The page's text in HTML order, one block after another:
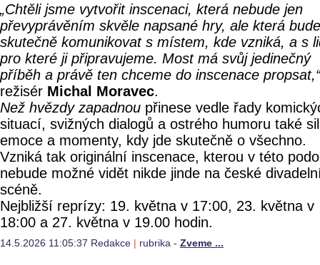
„Chtěli jsme vytvořit inscenaci, která nebude jen
převyprávěním skvěle napsané hry, ale která bude
skutečně komunikovat s místem, kde vzniká, a s
pro které ji připravujeme. Most má svůj jedinečný
příběh a právě ten chceme do inscenace propsat,“
režisér Michal Moravec.
Než hvězdy zapadnou přinese vedle řady
situací, svižných dialogů a ostrého humoru také
emoce a momenty, kdy jde skutečně o všechno.
Vzniká tak originální inscenace, kterou v této
nebude možné vidět nikde jinde na české
scéně.
Nejbližší reprízy: 19. května v 17:00, 23. května v
18:00 a 27. května v 19.00 hodin.
14.5.2026 11:05:37 Redakce | rubrika - Zveme ...